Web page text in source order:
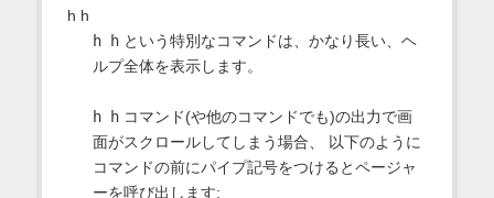
h h
h hという特別なコマンドは、かなり長い、ヘ
ルプ全体を表示します。
h hコマンド(や他のコマンドでも)の出力で画
面がスクロールしてしまう場合、 以下のように
コマンドの前にパイプ記号をつけるとページャ
ーを呼び出します: